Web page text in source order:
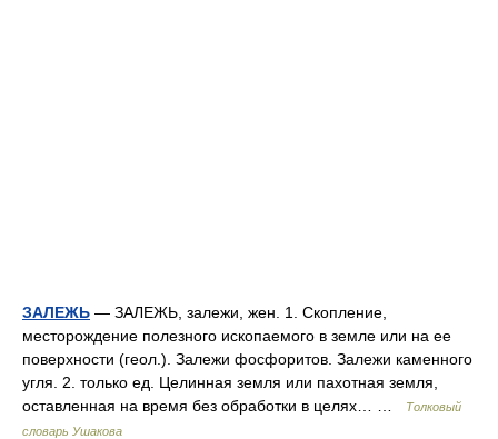
ЗАЛЕЖЬ — ЗАЛЕЖЬ, залежи, жен. 1. Скопление,
месторождение полезного ископаемого в земле или на ее
поверхности (геол.). Залежи фосфоритов. Залежи каменного
угля. 2. только ед. Целинная земля или пахотная земля,
оставленная на время без обработки в целях… …
Толковый
словарь Ушакова